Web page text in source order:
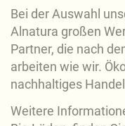
Bei der Auswahl
Alnatura großen
Partner, die nach
arbeiten wie wir.
nachhaltiges
Weitere